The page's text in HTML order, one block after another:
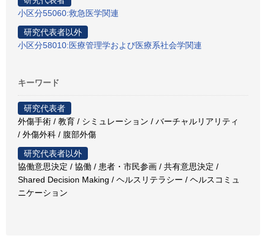
小区分55060:救急医学関連
研究代表者以外
小区分58010:医療管理学および医療系社会学関連
キーワード
研究代表者
外傷手術 / 教育 / シミュレーション / バーチャルリアリティ
/ 外傷外科 / 腹部外傷
研究代表者以外
協働意思決定 / 協働 / 患者・市民参画 / 共有意思決定 /
Shared Decision Making / ヘルスリテラシー / ヘルスコミュ
ニケーション